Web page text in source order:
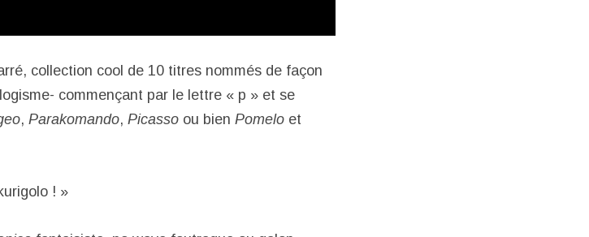
collection cool de 10 titres nommés de façon
commençant par le lettre « p » et se
, Parakomando, Picasso ou bien Pomelo et
! »